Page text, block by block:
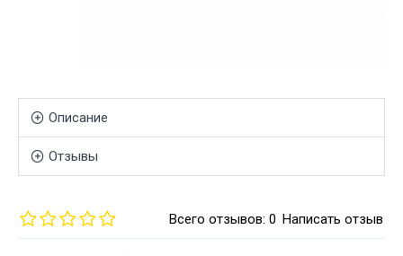
Описание
Отзывы
Всего отзывов: 0 Написать отзыв